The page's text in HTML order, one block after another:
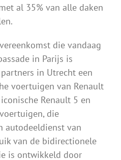
al 35% van alle daken
die vandaag
in Parijs is
in Utrecht een
voertuigen van Renault
Renault 5 en
die
autodeeldienst van
van de bidirectionele
is ontwikkeld door